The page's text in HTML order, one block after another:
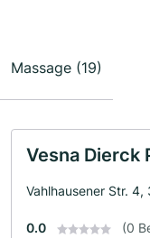
Massage (19)
Vesna Dierck
Vahlhausener Str.
0.0 (0